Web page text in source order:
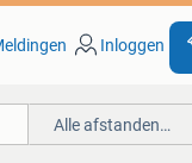
Inloggen
Alle afstanden…